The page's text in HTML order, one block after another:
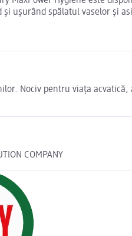
și ușurând spălatul vaselor și
Nociv pentru viața
COMPANY